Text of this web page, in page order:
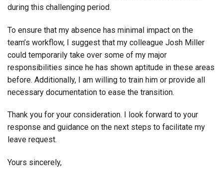
during this challenging period.
To ensure that my absence has minimal impact on the
team’s workflow, I suggest that my colleague Josh Miller
could temporarily take over some of my major
responsibilities since he has shown aptitude in these areas
before. Additionally, I am willing to train him or provide all
necessary documentation to ease the transition.
Thank you for your consideration. I look forward to your
response and guidance on the next steps to facilitate my
leave request.
Yours sincerely,